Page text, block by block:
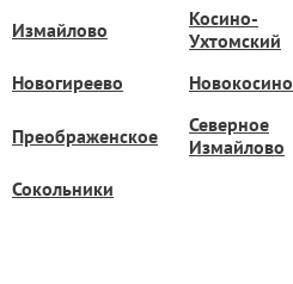
Измайлово
Косино-
Ухтомский
Новогиреево Новокосино
Преображенское
Северное
Измайлово
Сокольники